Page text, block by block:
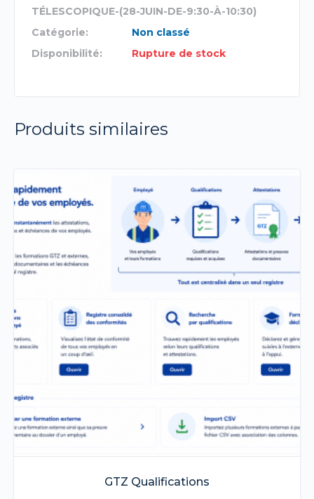
TÉLESCOPIQUE-(28-JUIN-DE-9:30-À-10:30)
Catégorie:
Non classé
Disponibilité:
Rupture de stock
Produits similaires
GTZ Qualifications